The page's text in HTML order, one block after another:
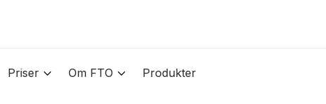
Priser Om FTO Produkter